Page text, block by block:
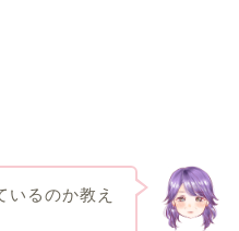
いるのか教え